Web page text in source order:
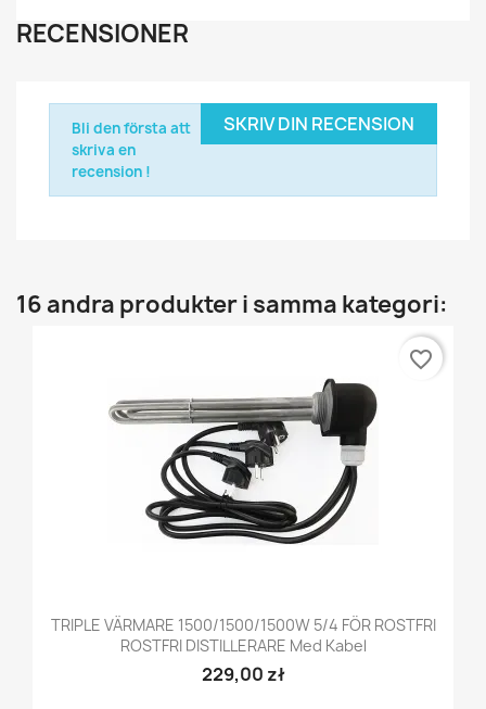
RECENSIONER
SKRIV DIN RECENSION
Bli den första att
skriva en
recension !
16 andra produkter i samma kategori:
TRIPLE VÄRMARE 1500/1500/1500W 5/4 FÖR ROSTFRI
ROSTFRI DISTILLERARE Med Kabel
229,00 zł
favorite_border